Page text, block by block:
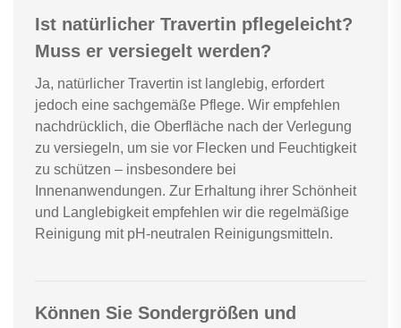
Ist natürlicher Travertin pflegeleicht?
Muss er versiegelt werden?
Ja, natürlicher Travertin ist langlebig, erfordert
jedoch eine sachgemäße Pflege. Wir empfehlen
nachdrücklich, die Oberfläche nach der Verlegung
zu versiegeln, um sie vor Flecken und Feuchtigkeit
zu schützen – insbesondere bei
Innenanwendungen. Zur Erhaltung ihrer Schönheit
und Langlebigkeit empfehlen wir die regelmäßige
Reinigung mit pH-neutralen Reinigungsmitteln.
Können Sie Sondergrößen und